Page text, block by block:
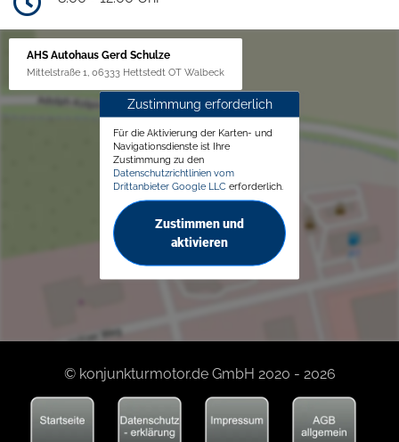
AHS Autohaus Gerd Schulze
Mittelstraße 1, 06333 Hettstedt OT Walbeck
Zustimmung erforderlich
Für die Aktivierung der Karten- und
Navigationsdienste ist Ihre
Zustimmung zu den
Datenschutzrichtlinien vom
Drittanbieter Google LLC erforderlich.
Zustimmen und
aktivieren
© konjunkturmotor.de GmbH 2020 - 2026